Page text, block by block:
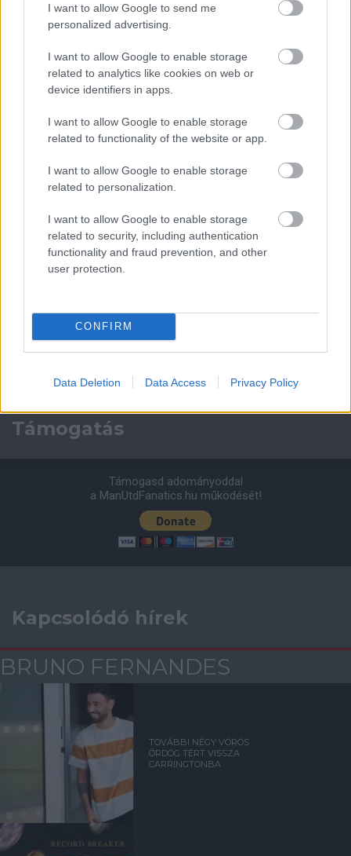
I want to allow Google to send me
personalized advertising.
I want to allow Google to enable storage
related to analytics like cookies on web or
device identifiers in apps.
I want to allow Google to enable storage
related to functionality of the website or app.
I want to allow Google to enable storage
related to personalization.
I want to allow Google to enable storage
related to security, including authentication
functionality and fraud prevention, and other
user protection.
CONFIRM
Data Deletion Data Access Privacy Policy
Meccs Center
Paris Saint-Germainvs
Manchester United
Felkészülési szezon 4. mérkőzés
2026-08-08 17:00
1 nap 21 óra 10 perc 33 másodperc
ELŐZŐ MÉRKŐZÉSEK
Támogatás
Támogasd adományoddal
a ManUtdFanatics.hu működését!
Kapcsolódó hírek
BRUNO FERNANDES
TOVÁBBI NÉGY VÖRÖS
ÖRDÖG TÉRT VISSZA
CARRINGTONBA